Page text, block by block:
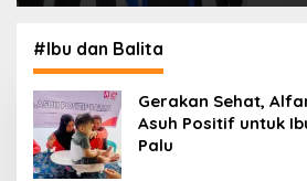
Keuangan Tetap
Terjaga
#Ibu dan Balita
Gerakan Sehat,
Asuh Positif untuk
Palu